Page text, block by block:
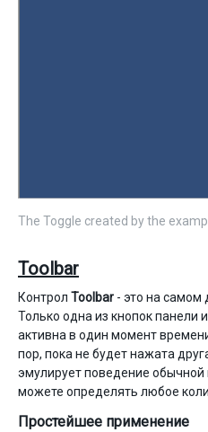
The Toggle created by the
Toolbar
Контрол Toolbar - это на самом
Только одна из кнопок панели
активна в один момент
пор, пока не будет нажата
эмулирует поведение
можете определять любое
Простейшее применение